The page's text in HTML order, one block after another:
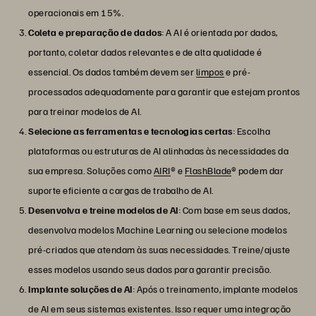
operacionais em 15%.
Coleta e preparação de dados: A AI é orientada por dados,
portanto, coletar dados relevantes e de alta qualidade é
essencial. Os dados também devem serlimpose pré-
processados adequadamente para garantir que estejam prontos
para treinar modelos de AI.
Selecione as ferramentas e tecnologias certas: Escolha
plataformas ou estruturas de AI alinhadas às necessidades da
sua empresa. Soluções comoAIRI® eFlashBlade® podem dar
suporte eficiente a cargas de trabalho de AI.
Desenvolva e treine modelos de AI: Com base em seus dados,
desenvolva modelos Machine Learning ou selecione modelos
pré-criados que atendam às suas necessidades. Treine/ajuste
esses modelos usando seus dados para garantir precisão.
Implante soluções de AI: Após o treinamento, implante modelos
de AI em seus sistemas existentes. Isso requer uma integração